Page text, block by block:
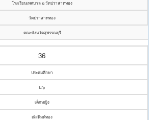
โรงเรียนเทศบาล ๒ วัดปราสาททอง
วัดปราสาททอง
คณะจังหวัดสุพรรณบุรี
36
ประถมศึกษา
ป.๖
เด็กหญิง
ณัสพิมพ์ทอง